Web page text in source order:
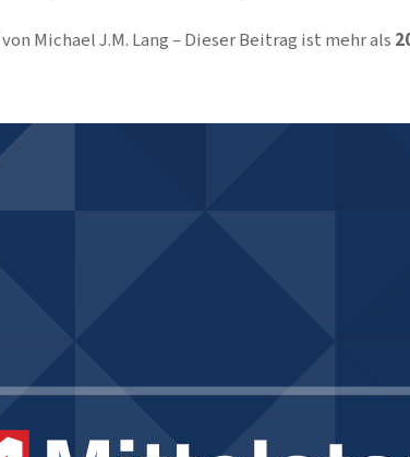
von Michael J.M. Lang Dieser Beitrag ist mehr als